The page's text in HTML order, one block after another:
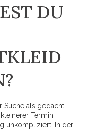
DU
Suche als gedacht.
Termin“
unkompliziert. In der